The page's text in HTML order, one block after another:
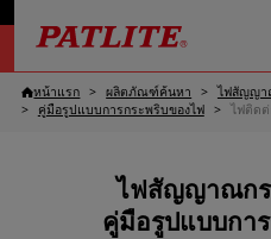
หน้าแรก ผลิตภัณฑ์ค้นหา
ไฟสัญญา
คู่มือรูปแบบการกระพริบของไฟ
ไฟติดต่
ไฟสัญญาณกร
คู่มือรูปแบบกา